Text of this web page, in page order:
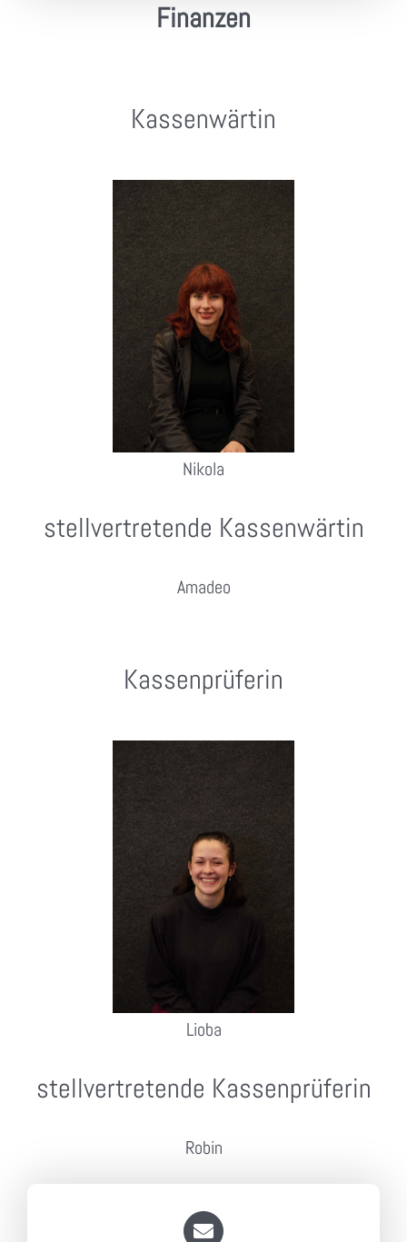
Finanzen
Kassenwärtin
Nikola
stellvertretende Kassenwärtin
Amadeo
Kassenprüferin
Lioba
stellvertretende Kassenprüferin
Robin